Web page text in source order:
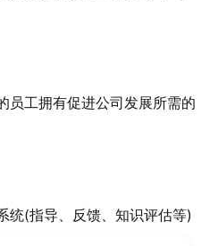
员工拥有促进公司发展所需的
统(指导、反馈、知识评估等)